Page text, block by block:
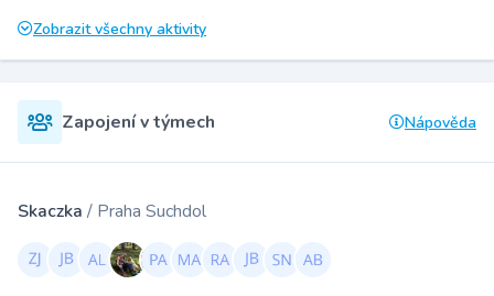
Zobrazit všechny aktivity
Zapojení v týmech Nápověda
Skaczka / Praha Suchdol